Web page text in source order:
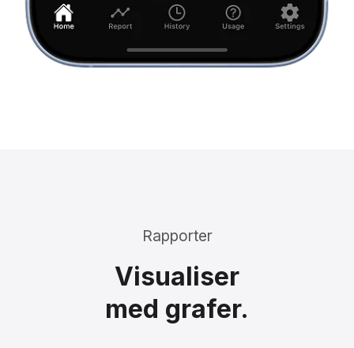
Rapporter
Visualiser
med grafer.